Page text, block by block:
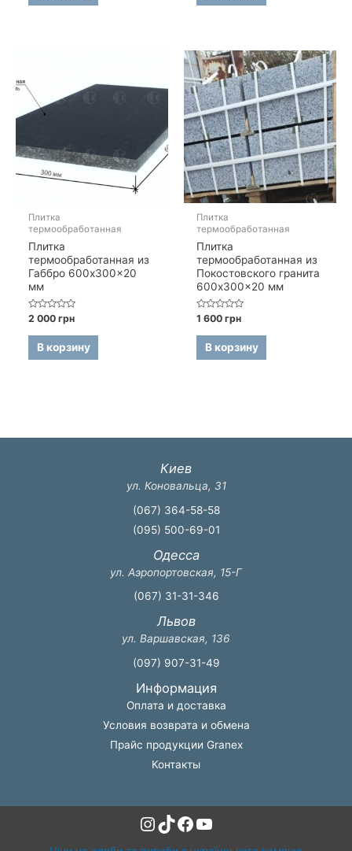
Плитка
термообработанная
Плитка
термообработанная из
Габбро 600x300x20
мм
Оценка
0
из
2 000грн
В корзину
Плитка
термообработанная
Плитка
термообработанная из
Покостовского гранита
600x300x20 мм
Оценка
0
из
1 600грн
В корзину
Киев
ул. Коновальца, 31
(067) 364-58-58
(095) 500-69-01
Одесса
ул. Аэропортовская, 15-Г
(067) 31-31-346
Львов
ул. Варшавская, 136
(097) 907-31-49
Информация
Оплата и доставка
Условия возврата и обмена
Прайс продукции Granex
Контакты
Instagram
TikTok
Facebook
YouTube